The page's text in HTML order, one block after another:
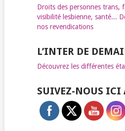
Droits des personnes trans,
visibilité lesbienne, santé...
nos revendications
L’INTER DE
Découvrez les différentes
SUIVEZ-NOUS ICI